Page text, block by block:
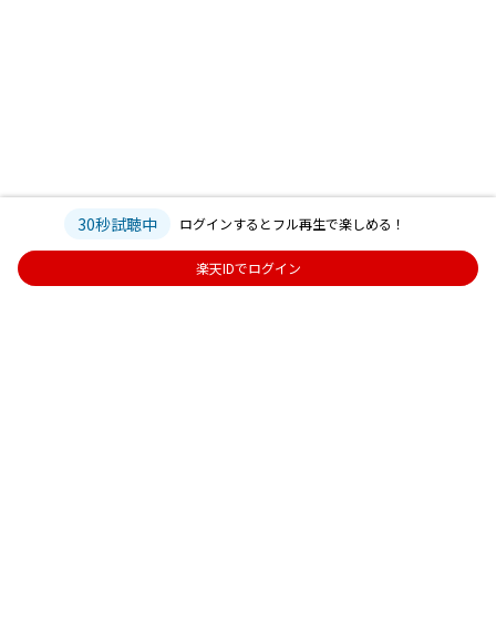
30秒試聴中 ログインするとフル再生で楽しめる！
楽天IDでログイン